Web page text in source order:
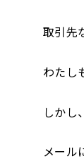
取引先
わたし
しかし
メール